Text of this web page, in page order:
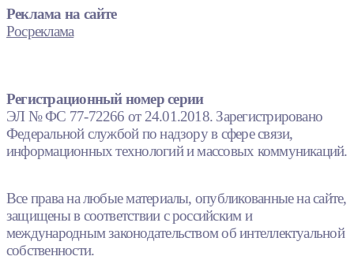
Реклама на сайте
Росреклама
Регистрационный номер серии
ЭЛ № ФС 77-72266 от 24.01.2018. Зарегистрировано
Федеральной службой по надзору в сфере связи,
информационных технологий и массовых коммуникаций.
Все права на любые материалы, опубликованные на сайте,
защищены в соответствии с российским и
международным законодательством об интеллектуальной
собственности.